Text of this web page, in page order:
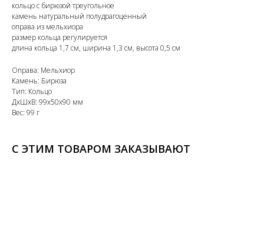
кольцо с бирюзой треугольное
камень натуральный полудрагоценный
оправа из мельхиора
размер кольца регулируется
длина кольца 1,7 см, ширина 1,3 см, высота 0,5 см
Оправа: Мельхиор
Камень: Бирюза
Тип: Кольцо
ДxШxВ: 99x50x90 мм
Вес: 99 г
С ЭТИМ ТОВАРОМ ЗАКАЗЫВАЮТ